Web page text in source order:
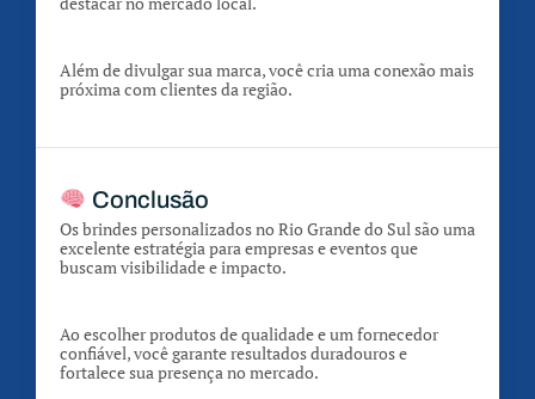
Além de divulgar sua marca, você cria uma conexão mais
próxima com clientes da região.
Conclusão
Os brindes personalizados no Rio Grande do Sul são uma
excelente estratégia para empresas e eventos que
buscam visibilidade e impacto.
Ao escolher produtos de qualidade e um fornecedor
confiável, você garante resultados duradouros e
fortalece sua presença no mercado.